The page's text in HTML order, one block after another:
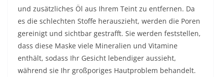
und zusätzliches Öl aus Ihrem Teint zu entfernen. Da
es die schlechten Stoffe herauszieht, werden die Poren
gereinigt und sichtbar gestrafft. Sie werden feststellen,
dass diese Maske viele Mineralien und Vitamine
enthält, sodass Ihr Gesicht lebendiger aussieht,
während sie Ihr großporiges Hautproblem behandelt.